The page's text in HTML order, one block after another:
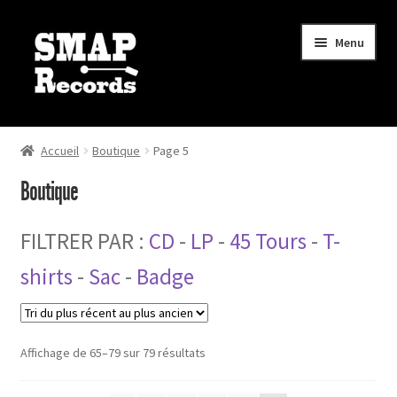
Aller
navigation
Aller
contenu
Menu
Boutique
Mon panier
Contact
Accueil Boutique Page 5
Boutique
FILTRER PAR : CD - LP - 45 Tours - T-
shirts - Sac- Badge
Affichage de 65–79 sur 79 résultatsTrié